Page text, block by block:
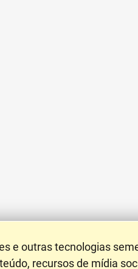
e outras tecnologias
recursos de mídia